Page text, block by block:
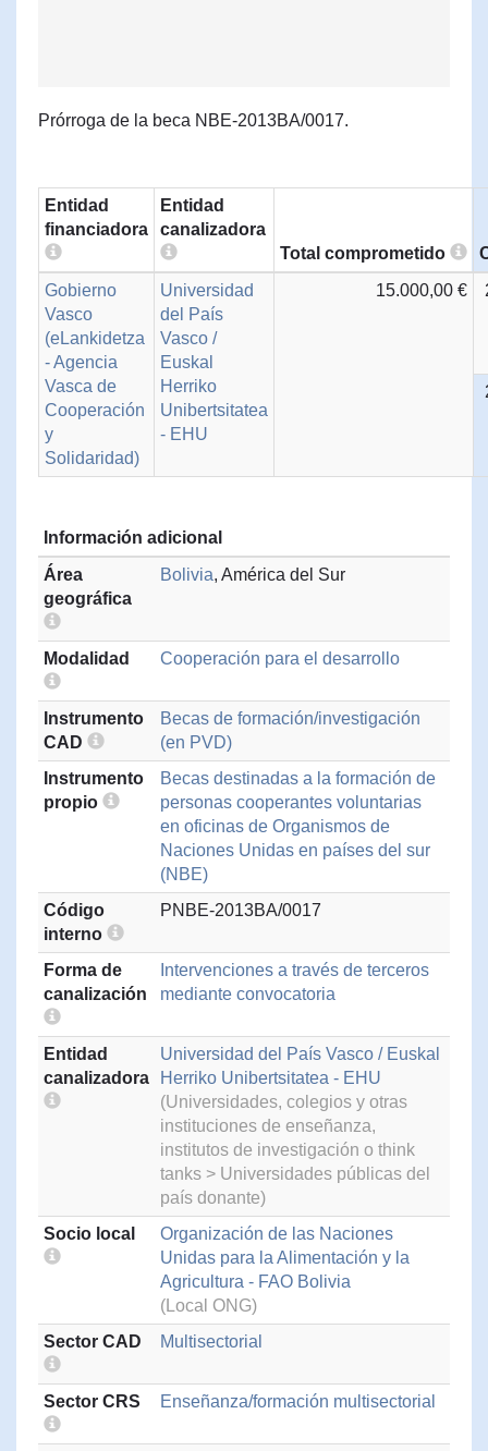
Prórroga de la beca NBE-2013BA/0017.
Entidad
financiadora
Entidad
canalizadora
Total comprometido
Gobierno
Vasco
(eLankidetza
- Agencia
Vasca de
Cooperación
y
Solidaridad)
Universidad
del País
Vasco /
Euskal
Herriko
Unibertsitatea
- EHU
15.000,00 €
Información adicional
Área
geográfica
Bolivia, América del Sur
Modalidad Cooperación para el desarrollo
Instrumento
CAD
Becas de formación/investigación
(en PVD)
Instrumento
propio
Becas destinadas a la formación de
personas cooperantes voluntarias
en oficinas de Organismos de
Naciones Unidas en países del sur
(NBE)
Código
interno
PNBE-2013BA/0017
Forma de
canalización
Intervenciones a través de terceros
mediante convocatoria
Entidad
canalizadora
Universidad del País Vasco / Euskal
Herriko Unibertsitatea - EHU
(Universidades, colegios y otras
instituciones de enseñanza,
institutos de investigación o think
tanks > Universidades públicas del
país donante)
Socio local
Organización de las Naciones
Unidas para la Alimentación y la
Agricultura - FAO Bolivia
(Local ONG)
Sector CAD
Multisectorial
Sector CRS Enseñanza/formación multisectorial